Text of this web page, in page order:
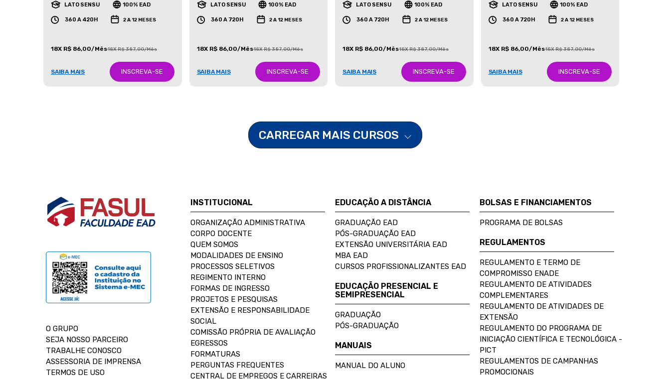
LATO SENSU 100% EAD
360 A 420H 2 A 12 MESES
18X R$ 86,00/Mês18X R$ 387,00/Mês
SAIBA MAIS INSCREVA-SE
LATO SENSU 100% EAD
360 A 720H 2 A 12 MESES
18X R$ 86,00/Mês18X R$ 387,00/Mês
SAIBA MAIS INSCREVA-SE
LATO SENSU 100% EAD
360 A 720H 2 A 12 MESES
18X R$ 86,00/Mês18X R$ 387,00/Mês
SAIBA MAIS INSCREVA-SE
LATO SENSU 100% EAD
360 A 720H 2 A 12 MESES
18X R$ 86,00/Mês18X R$ 387,00/Mês
SAIBA MAIS INSCREVA-SE
CARREGAR MAIS CURSOS
O GRUPO
SEJA NOSSO PARCEIRO
TRABALHE CONOSCO
ASSESSORIA DE IMPRENSA
TERMOS DE USO
INSTITUCIONAL
ORGANIZAÇÃO ADMINISTRATIVA
CORPO DOCENTE
QUEM SOMOS
MODALIDADES DE ENSINO
PROCESSOS SELETIVOS
REGIMENTO INTERNO
FORMAS DE INGRESSO
PROJETOS E PESQUISAS
EXTENSÃO E RESPONSABILIDADE
SOCIAL
COMISSÃO PRÓPRIA DE AVALIAÇÃO
EGRESSOS
FORMATURAS
PERGUNTAS FREQUENTES
CENTRAL DE EMPREGOS E CARREIRAS
EDUCAÇÃO A DISTÂNCIA
GRADUAÇÃO EAD
PÓS-GRADUAÇÃO EAD
EXTENSÃO UNIVERSITÁRIA EAD
MBA EAD
CURSOS PROFISSIONALIZANTES EAD
EDUCAÇÃO PRESENCIAL E
SEMIPRESENCIAL
GRADUAÇÃO
PÓS-GRADUAÇÃO
MANUAIS
MANUAL DO ALUNO
BOLSAS E FINANCIAMENTOS
PROGRAMA DE BOLSAS
REGULAMENTOS
REGULAMENTO E TERMO DE
COMPROMISSO ENADE
REGULAMENTO DE ATIVIDADES
COMPLEMENTARES
REGULAMENTO DE ATIVIDADES DE
EXTENSÃO
REGULAMENTO DO PROGRAMA DE
INICIAÇÃO CIENTÍFICA E TECNOLÓGICA -
PICT
REGULAMENTOS DE CAMPANHAS
PROMOCIONAIS